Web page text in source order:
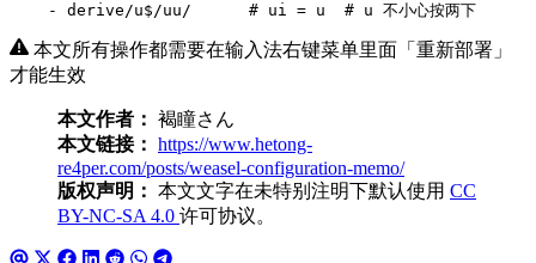
- derive/u$/uu/      # ui = u # u 不小心按两下
本文所有操作都需要在输入法右键菜单里面「重新部署」
才能生效
本文作者： 褐瞳さん
本文链接： https://www.hetong-
re4per.com/posts/weasel-configuration-memo/
版权声明： 本文文字在未特别注明下默认使用 CC
BY-NC-SA 4.0 许可协议。